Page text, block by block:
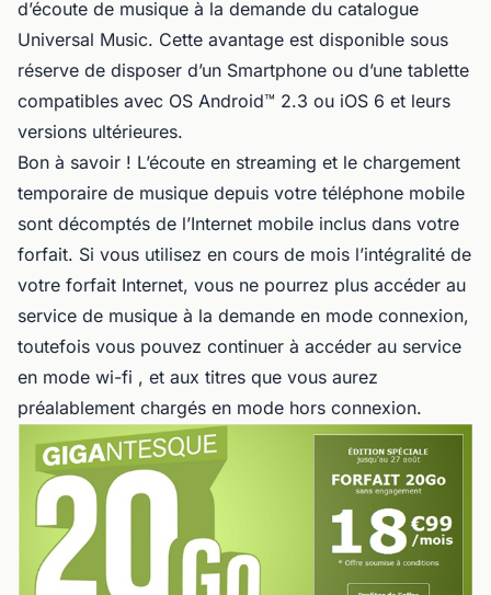
d’écoute de musique à la demande du catalogue
Universal Music. Cette avantage est disponible sous
réserve de disposer d’un Smartphone ou d’une tablette
compatibles avec OS Android™ 2.3 ou iOS 6 et leurs
versions ultérieures.
Bon à savoir ! L’écoute en streaming et le chargement
temporaire de musique depuis votre téléphone mobile
sont décomptés de l’Internet mobile inclus dans votre
forfait. Si vous utilisez en cours de mois l’intégralité de
votre forfait Internet, vous ne pourrez plus accéder au
service de musique à la demande en mode connexion,
toutefois vous pouvez continuer à accéder au service
en mode wi-fi , et aux titres que vous aurez
préalablement chargés en mode hors connexion.